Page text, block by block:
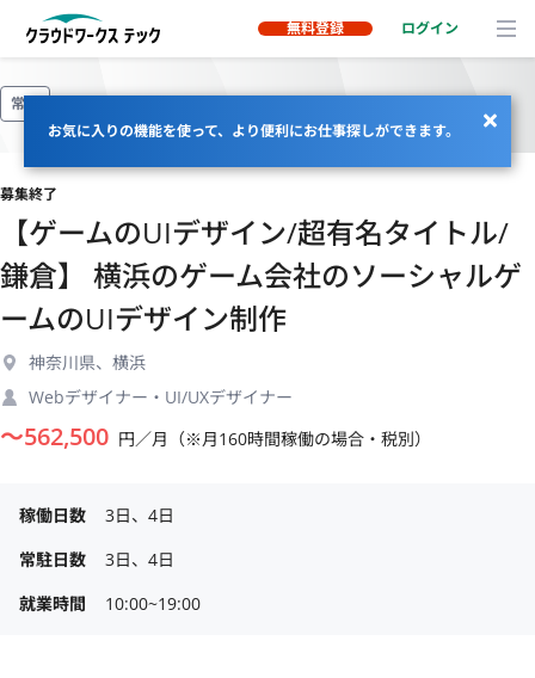
無料登録 ログイン
お気に入りの機能を使って、より便利にお仕事探しができます。
常駐
募集終了
【ゲームのUIデザイン/超有名タイトル/
鎌倉】 横浜のゲーム会社のソーシャルゲ
ームのUIデザイン制作
神奈川県、横浜
Webデザイナー・UI/UXデザイナー
〜562,500 円／月（※月160時間稼働の場合・税別）
稼働日数
3日、4日
常駐日数
3日、4日
就業時間
10:00~19:00